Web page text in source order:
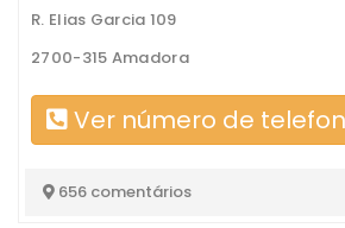
R. Elias Garcia 109
2700-315 Amadora
Ver número de
656 comentários